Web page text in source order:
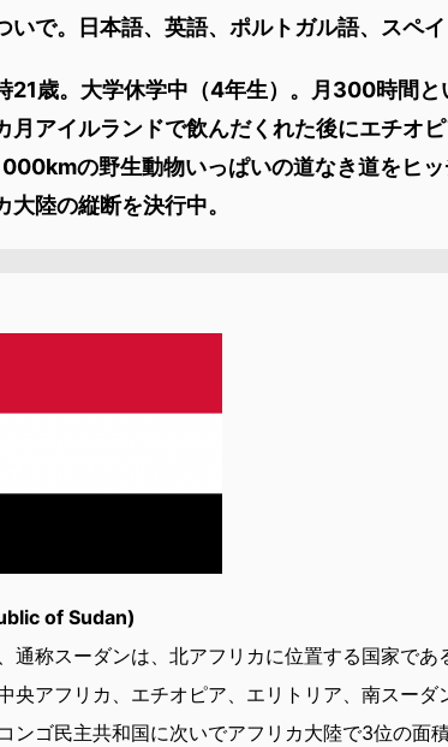
いで。日本語、英語、ポルトガル語、スペイ
21歳。大学休学中（4年生）。月300時間
月アイルランドで飲んだくれた後にエチオ
の野生動物いっぱいの道なき道をヒ
大陸の縦断を決行中。
of Sudan)
通称スーダンは、北アフリカに位置する国家で
央アフリカ、エチオピア、エリトリア、南スーダ
ンゴ民主共和国に次いでアフリカ大陸で3位の面